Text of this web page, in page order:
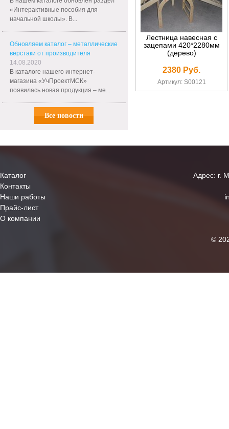
«Интерактивные пособия для
начальной школы». В...
Обновляем каталог – металлические
верстаки от производителя
14.08.2020
В каталоге нашего интернет-
магазина «УчПроектМСК»
появилась новая продукция – ме...
Все новости
Лестница навесная с
зацепами 420*2280мм
(дерево)
2380 Руб.
Артикул: S00121
Каталог
Контакты
Наши работы
Прайс-лист
О компании
Адрес: г.
©